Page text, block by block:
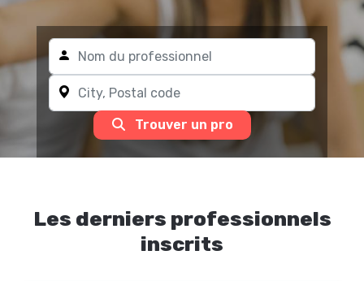
Trouver un pro
Les derniers professionnels
inscrits